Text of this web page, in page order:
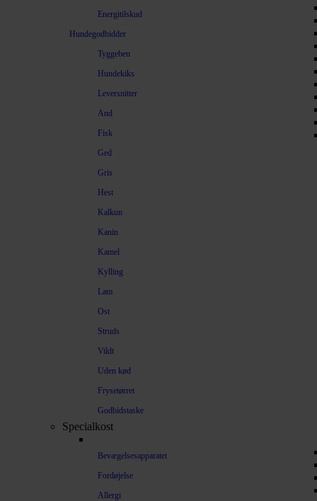
Energitilskud
Hundegodbidder
Tyggeben
Hundekiks
Leversnitter
And
Fisk
Ged
Gris
Hest
Kalkun
Kanin
Kamel
Kylling
Lam
Ost
Struds
Vildt
Uden kød
Frysetørret
Godbidstaske
Specialkost
Bevægelsesapparatet
Fordøjelse
Allergi